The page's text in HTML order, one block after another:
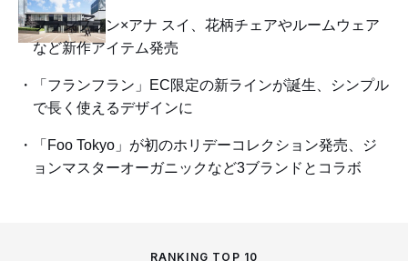
フランフラン×アナ スイ、花柄チェアやルームウェア
など新作アイテム発売
「フランフラン」EC限定の新ラインが誕生、シンプル
で長く使えるデザインに
「Foo Tokyo」が初のホリデーコレクション発売、ジ
ョンマスターオーガニックなど3ブランドとコラボ
RANKING TOP 10